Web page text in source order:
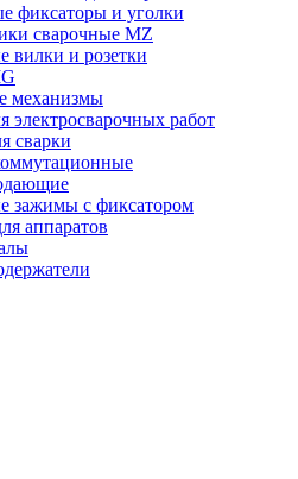
фиксаторы и уголки
сварочные MZ
вилки и розетки
механизмы
электросварочных работ
сварки
зажимы с фиксатором
аппаратов